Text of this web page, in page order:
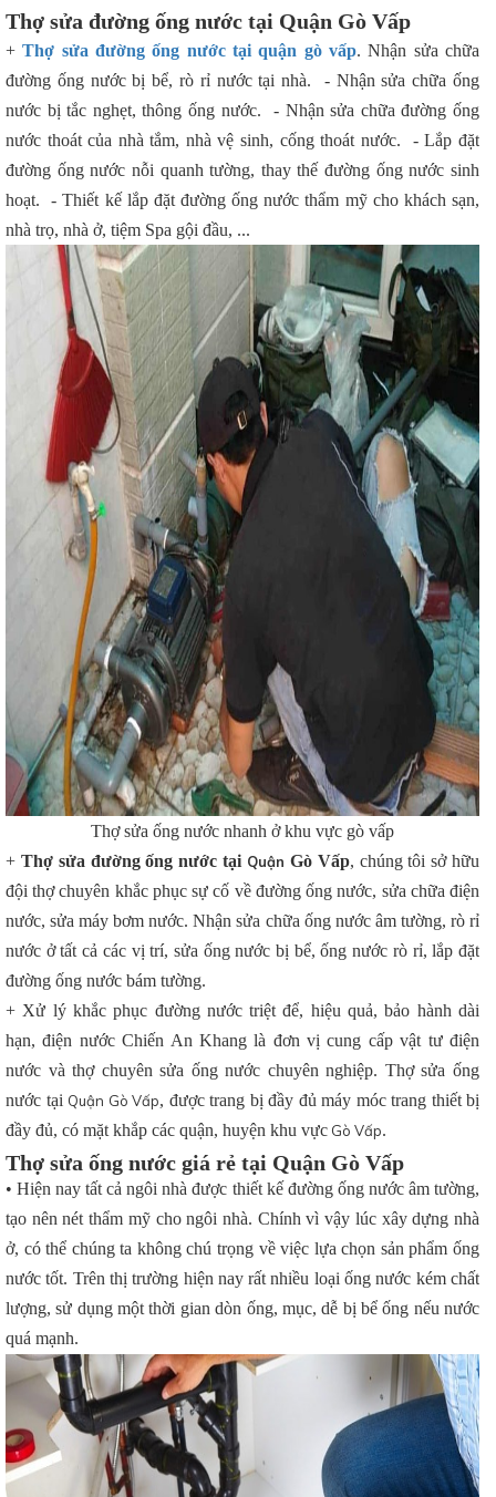
Thợ sửa đường ống nước tại Quận Gò Vấp
+Thợ sửa đường ống nước tại quận gò vấp. Nhận sửa chữa
đường ống nước bị bể, rò rỉ nước tại nhà. - Nhận sửa chữa ống
nước bị tắc nghẹt, thông ống nước. - Nhận sửa chữa đường ống
nước thoát của nhà tắm, nhà vệ sinh, cống thoát nước. - Lắp đặt
đường ống nước nỗi quanh tường, thay thế đường ống nước sinh
hoạt. - Thiết kế lắp đặt đường ống nước thẩm mỹ cho khách sạn,
nhà trọ, nhà ở, tiệm Spa gội đầu, ...
Thợ sửa ống nước nhanh ở khu vực gò vấp
+ Thợ sửa đường ống nước tại Quận Gò Vấp, chúng tôi sở hữu
đội thợ chuyên khắc phục sự cố về đường ống nước, sửa chữa điện
nước, sửa máy bơm nước. Nhận sửa chữa ống nước âm tường, rò rỉ
nước ở tất cả các vị trí, sửa ống nước bị bể, ống nước rò rỉ, lắp đặt
đường ống nước bám tường.
+ Xử lý khắc phục đường nước triệt để, hiệu quả, bảo hành dài
hạn, điện nước Chiến An Khang là đơn vị cung cấp vật tư điện
nước và thợ chuyên sửa ống nước chuyên nghiệp. Thợ sửa ống
nước tại Quận Gò Vấp, được trang bị đầy đủ máy móc trang thiết bị
đầy đủ, có mặt khắp các quận, huyện khu vực Gò Vấp.
Thợ sửa ống nước giá rẻ tại Quận Gò Vấp
• Hiện nay tất cả ngôi nhà được thiết kế đường ống nước âm tường,
tạo nên nét thẩm mỹ cho ngôi nhà. Chính vì vậy lúc xây dựng nhà
ở, có thể chúng ta không chú trọng về việc lựa chọn sản phẩm ống
nước tốt. Trên thị trường hiện nay rất nhiều loại ống nước kém chất
lượng, sử dụng một thời gian dòn ống, mục, dễ bị bể ống nếu nước
quá mạnh.